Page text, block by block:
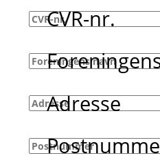
CVR-nr.
Adresse